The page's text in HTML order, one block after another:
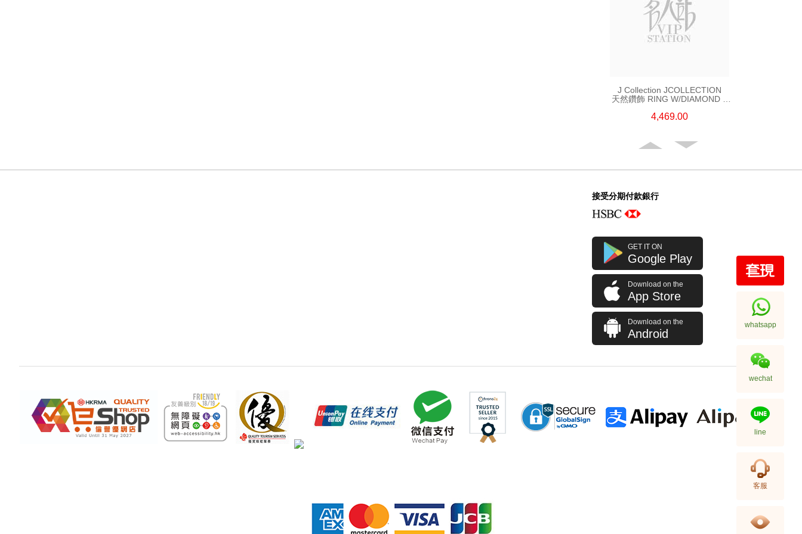
J Collection JCOLLECTION
天然鑽飾 RING W/DIAMOND 5
CT18KR 2.62 GM (EUR 55)
4,469.00
J Collection JCOLLECTION
天然鑽飾 RING W/DIAMOND 70
RDDI 0.63 CT18KW 4.45 GM
(CZ)
7,114.00
接受分期付款銀行
GET IT ON
Google Play
Download on the
App Store
Download on the
Android
whatsapp
wechat
line
客服